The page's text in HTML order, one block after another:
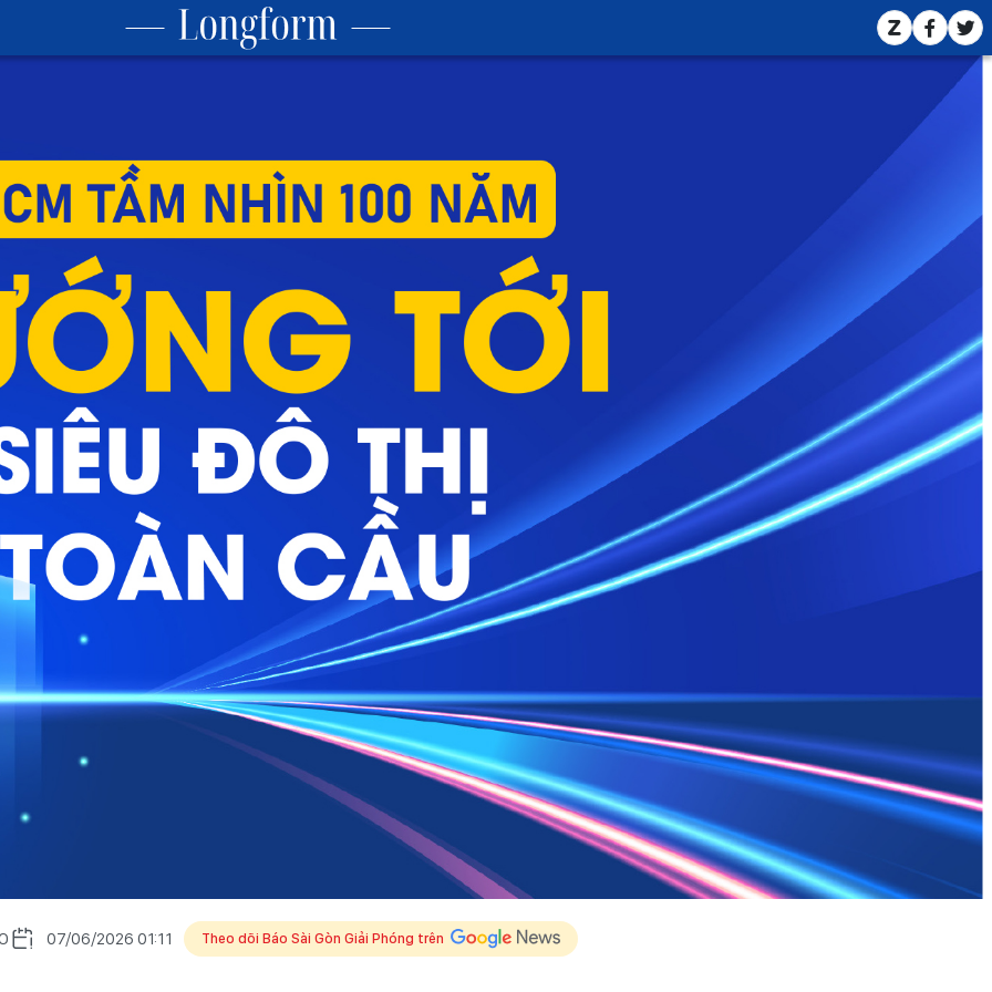
07/06/2026 01:11 Theo dõi Báo Sài Gòn Giải Phóng trên